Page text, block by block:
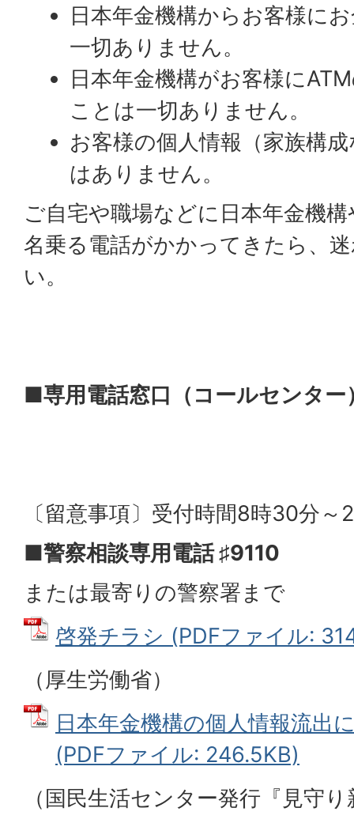
日本年金機構からお客様に
一切ありません。
日本年金機構がお客様に
ことは一切ありません。
お客様の個人情報（家族構
はありません。
ご自宅や職場などに日本年金機
名乗る電話がかかってきたら、
い。
■専用電話窓口（コールセンタ
〔留意事項〕受付時間8時30分～
■警察相談専用電話 ♯9110
または最寄りの警察署まで
啓発チラシ (PDFファイル:
（厚生労働省）
日本年金機構の個人情報流出
(PDFファイル: 246.5KB)
（国民生活センター発行『見守